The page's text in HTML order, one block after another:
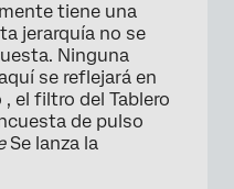
tiene una
jerarquía no se
Ninguna
se reflejará en
, el filtro del Tablero
de pulso
Se lanza la